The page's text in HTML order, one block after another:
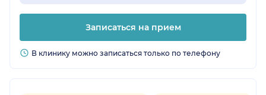
Записаться на прием
В клинику можно записаться только по телефону